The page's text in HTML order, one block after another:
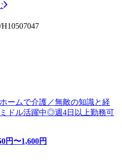
ームで介護／無敵の知識と経
ドル活躍中◎週4日以上勤務可
円〜1,600円